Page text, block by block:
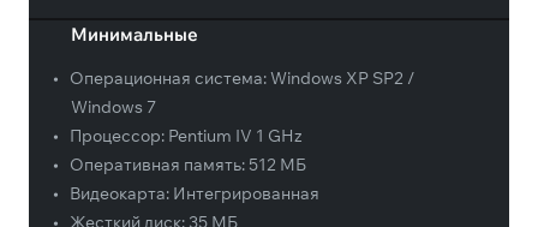
Минимальные
• Операционная система:Windows XP SP2 /
Windows 7
•
Процессор: Pentium IV 1 GHz
•
Оперативная память: 512 МБ
•
Видеокарта: Интегрированная
•
Жесткий диск: 35 МБ